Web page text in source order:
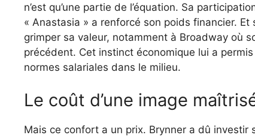
n’est qu’une partie de l’équation. Sa
« Anastasia » a renforcé son poids financier.
grimper sa valeur, notamment à Broadway où
précédent. Cet instinct économique lui a
normes salariales dans le milieu.
Le coût d’une image
Mais ce confort a un prix. Brynner a dû investir